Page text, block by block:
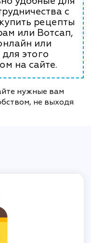
с
рецепты
или Вотсап,
или
этого
на сайте.
нужные вам
не выходя